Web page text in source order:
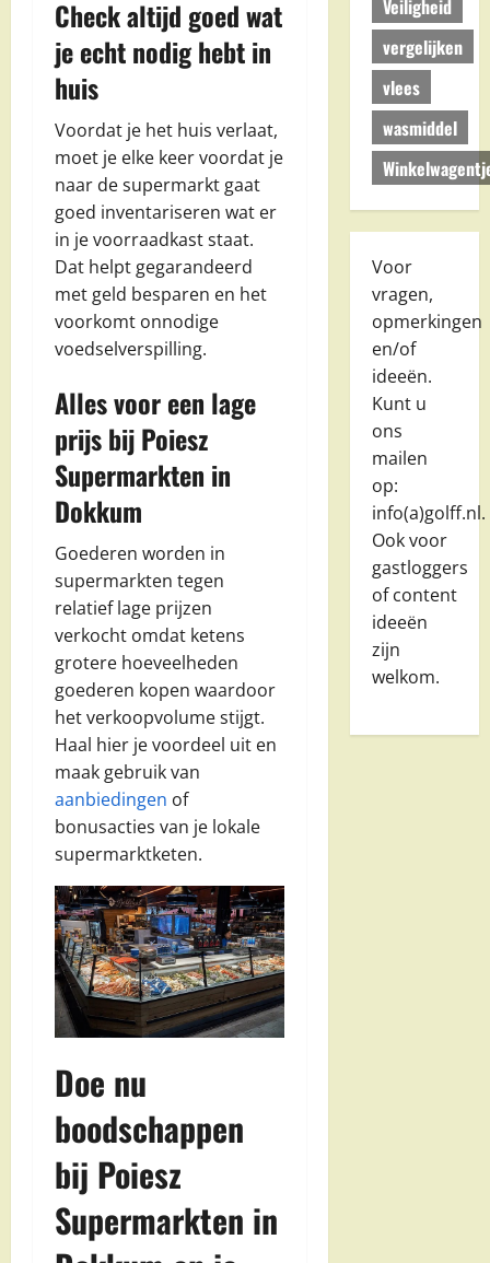
Check altijd goed wat
je echt nodig hebt in
huis
Voordat je het huis verlaat,
moet je elke keer voordat je
naar de supermarkt gaat
goed inventariseren wat er
in je voorraadkast staat.
Dat helpt gegarandeerd
met geld besparen en het
voorkomt onnodige
voedselverspilling.
Alles voor een lage
prijs bij Poiesz
Supermarkten in
Dokkum
Goederen worden in
supermarkten tegen
relatief lage prijzen
verkocht omdat ketens
grotere hoeveelheden
goederen kopen waardoor
het verkoopvolume stijgt.
Haal hier je voordeel uit en
maak gebruik van
aanbiedingen of
bonusacties van je lokale
supermarktketen.
Doe nu
boodschappen
bij Poiesz
Supermarkten in
Veiligheid
vergelijken
vlees
wasmiddel
Voor
vragen,
opmerkingen
en/of
ideeën.
Kunt u
ons
mailen
op:
info(a)golff.nl.
Ook voor
gastloggers
of content
ideeën
zijn
welkom.